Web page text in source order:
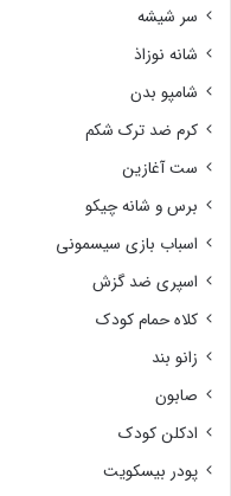
سر شیشه
شانه نوزاذ
شامپو بدن
کرم ضد ترک شکم
ست آغازین
برس و شانه چیکو
اسباب بازی سیسمونی
اسپری ضد گزش
کلاه حمام کودک
زانو بند
صابون
ادکلن کودک
پودر بیسکویت